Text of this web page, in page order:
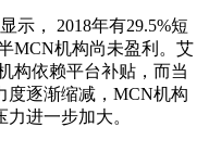
示， 2018年有29.5%短
MCN机构尚未盈利。艾
构依赖平台补贴，而当
度逐渐缩减，MCN机构
进一步加大。